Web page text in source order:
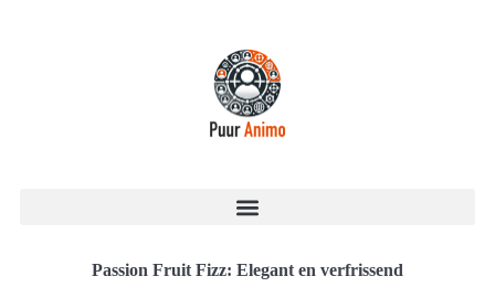
Passion Fruit Fizz: Elegant en verfrissend